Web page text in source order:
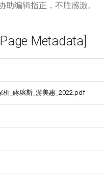
编辑指正，不胜感激。
Metadata]
析_蔣琬斯_游美惠_2022.pdf